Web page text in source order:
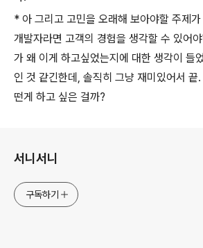
* 아 그리고 고민을 오래해 보아야할 주제
개발자라면 고객의 경험을 생각할 수 있어
가 왜 이게 하고싶었는지에 대한 생각이 들
인 것 같긴한데, 솔직히 그냥 재미있어서 끝
떤게 하고 싶은 걸까?
서니서니
구독하기